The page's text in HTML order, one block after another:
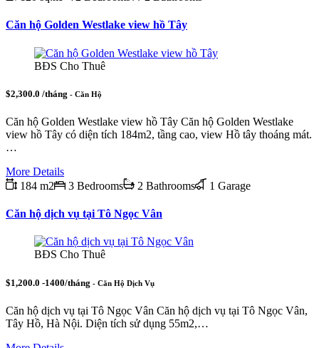
Căn hộ Golden Westlake view hồ Tây
BĐS Cho Thuê
$2,300.0 /tháng - Căn Hộ
Căn hộ Golden Westlake view hồ Tây Căn hộ Golden Westlake
view hồ Tây có diện tích 184m2, tầng cao, view Hồ tây thoáng mát.
…
More Details
184 m2
3 Bedrooms 2 Bathrooms 1 Garage
Căn hộ dịch vụ tại Tô Ngọc Vân
BĐS Cho Thuê
$1,200.0 -1400/tháng - Căn Hộ Dịch Vụ
Căn hộ dịch vụ tại Tô Ngọc Vân Căn hộ dịch vụ tại Tô Ngọc Vân,
Tây Hồ, Hà Nội. Diện tích sử dụng 55m2,…